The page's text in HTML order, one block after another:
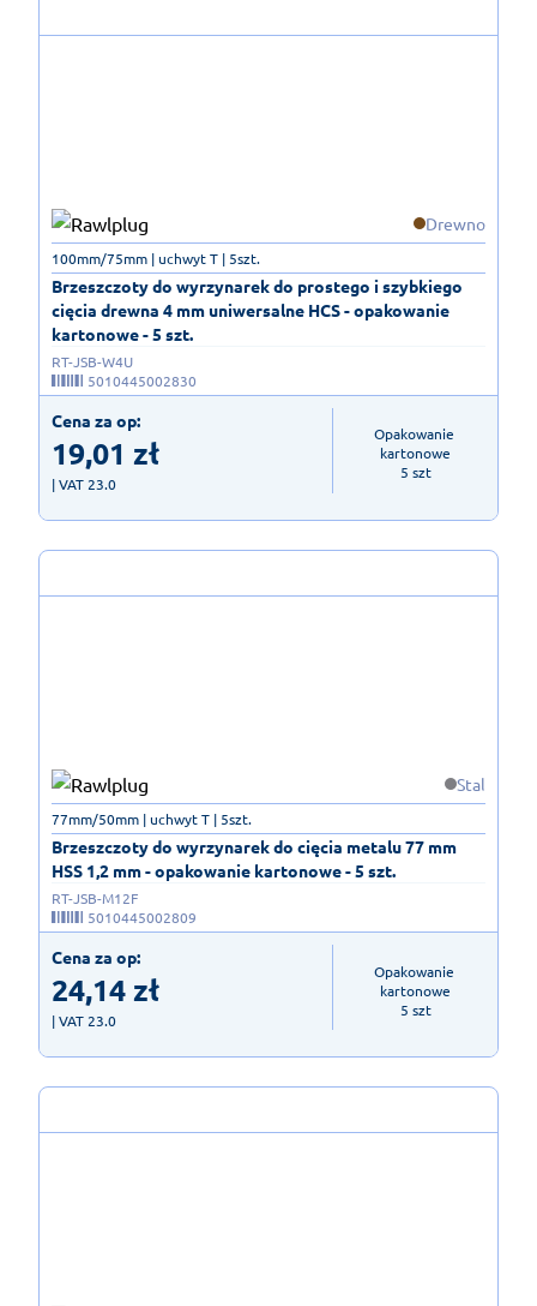
Drewno
Brzeszczoty do wyrzynarek do prostego i szybkiego
cięcia drewna 4 mm uniwersalne HCS - opakowanie
kartonowe - 5 szt.
100mm/75mm | uchwyt T | 5szt.
RT-JSB-W4U
5010445002830
Cena za op:
19,01 zł
| VAT 23.0
Opakowanie
kartonowe
5 szt
Stal
Brzeszczoty do wyrzynarek do cięcia metalu 77 mm
HSS 1,2 mm - opakowanie kartonowe - 5 szt.
77mm/50mm | uchwyt T | 5szt.
RT-JSB-M12F
5010445002809
Cena za op:
24,14zł
| VAT 23.0
Opakowanie
kartonowe
5 szt